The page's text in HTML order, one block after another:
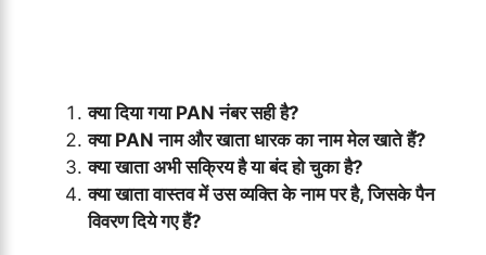
क्या दिया गया PAN नंबर सही है?
क्या PAN नाम और खाता धारक का नाम मेल खाते हैं?
क्या खाता अभी सक्रिय है या बंद हो चुका है?
क्या खाता वास्तव में उस व्यक्ति के नाम पर है, जिसके पैन
विवरण दिये गए हैं?